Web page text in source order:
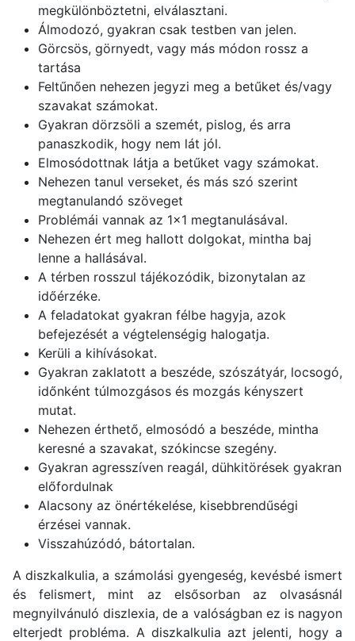
megkülönböztetni, elválasztani.
Álmodozó, gyakran csak testben van jelen.
Görcsös, görnyedt, vagy más módon rossz a
tartása
Feltűnően nehezen jegyzi meg a betűket és/vagy
szavakat számokat.
Gyakran dörzsöli a szemét, pislog, és arra
panaszkodik, hogy nem lát jól.
Elmosódottnak látja a betűket vagy számokat.
Nehezen tanul verseket, és más szó szerint
megtanulandó szöveget
Problémái vannak az 1x1 megtanulásával.
Nehezen ért meg hallott dolgokat, mintha baj
lenne a hallásával.
A térben rosszul tájékozódik, bizonytalan az
időérzéke.
A feladatokat gyakran félbe hagyja, azok
befejezését a végtelenségig halogatja.
Kerüli a kihívásokat.
Gyakran zaklatott a beszéde, szószátyár, locsogó,
időnként túlmozgásos és mozgás kényszert
mutat.
Nehezen érthető, elmosódó a beszéde, mintha
keresné a szavakat, szókincse szegény.
Gyakran agresszíven reagál, dühkitörések gyakran
előfordulnak
Alacsony az önértékelése, kisebbrendűségi
érzései vannak.
Visszahúzódó, bátortalan.
A diszkalkulia, a számolási gyengeség, kevésbé ismert
és felismert, mint az elsősorban az olvasásnál
megnyilvánuló diszlexia, de a valóságban ez is nagyon
elterjedt probléma. A diszkalkulia azt jelenti, hogy a